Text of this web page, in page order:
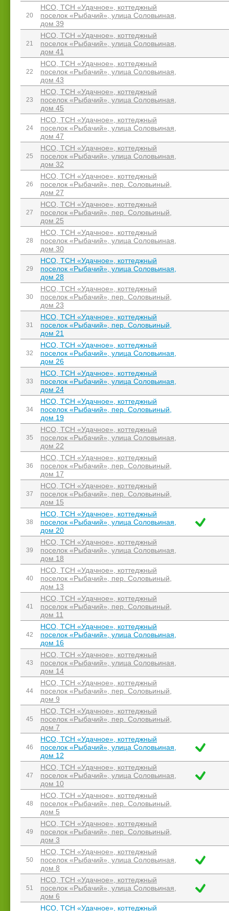
20
НСО, ТСН «Удачное», коттеджный
поселок «Рыбачий», улица Соловьиная,
дом 39
21
НСО, ТСН «Удачное», коттеджный
поселок «Рыбачий», улица Соловьиная,
дом 41
22
НСО, ТСН «Удачное», коттеджный
поселок «Рыбачий», улица Соловьиная,
дом 43
23
НСО, ТСН «Удачное», коттеджный
поселок «Рыбачий», улица Соловьиная,
дом 45
24
НСО, ТСН «Удачное», коттеджный
поселок «Рыбачий», улица Соловьиная,
дом 47
25
НСО, ТСН «Удачное», коттеджный
поселок «Рыбачий», улица Соловьиная,
дом 32
26
НСО, ТСН «Удачное», коттеджный
поселок «Рыбачий», пер. Соловьиный,
дом 27
27
НСО, ТСН «Удачное», коттеджный
поселок «Рыбачий», пер. Соловьиный,
дом 25
28
НСО, ТСН «Удачное», коттеджный
поселок «Рыбачий», улица Соловьиная,
дом 30
29
НСО, ТСН «Удачное», коттеджный
поселок «Рыбачий», улица Соловьиная,
дом 28
30
НСО, ТСН «Удачное», коттеджный
поселок «Рыбачий», пер. Соловьиный,
дом 23
31
НСО, ТСН «Удачное», коттеджный
поселок «Рыбачий», пер. Соловьиный,
дом 21
32
НСО, ТСН «Удачное», коттеджный
поселок «Рыбачий», улица Соловьиная,
дом 26
33
НСО, ТСН «Удачное», коттеджный
поселок «Рыбачий», улица Соловьиная,
дом 24
34
НСО, ТСН «Удачное», коттеджный
поселок «Рыбачий», пер. Соловьиный,
дом 19
35
НСО, ТСН «Удачное», коттеджный
поселок «Рыбачий», улица Соловьиная,
дом 22
36
НСО, ТСН «Удачное», коттеджный
поселок «Рыбачий», пер. Соловьиный,
дом 17
37
НСО, ТСН «Удачное», коттеджный
поселок «Рыбачий», пер. Соловьиный,
дом 15
38
НСО, ТСН «Удачное», коттеджный
поселок «Рыбачий», улица Соловьиная,
дом 20
39
НСО, ТСН «Удачное», коттеджный
поселок «Рыбачий», улица Соловьиная,
дом 18
40
НСО, ТСН «Удачное», коттеджный
поселок «Рыбачий», пер. Соловьиный,
дом 13
41
НСО, ТСН «Удачное», коттеджный
поселок «Рыбачий», пер. Соловьиный,
дом 11
42
НСО, ТСН «Удачное», коттеджный
поселок «Рыбачий», улица Соловьиная,
дом 16
43
НСО, ТСН «Удачное», коттеджный
поселок «Рыбачий», улица Соловьиная,
дом 14
44
НСО, ТСН «Удачное», коттеджный
поселок «Рыбачий», пер. Соловьиный,
дом 9
45
НСО, ТСН «Удачное», коттеджный
поселок «Рыбачий», пер. Соловьиный,
дом 7
46
НСО, ТСН «Удачное», коттеджный
поселок «Рыбачий», улица Соловьиная,
дом 12
47
НСО, ТСН «Удачное», коттеджный
поселок «Рыбачий», улица Соловьиная,
дом 10
48
НСО, ТСН «Удачное», коттеджный
поселок «Рыбачий», пер. Соловьиный,
дом 5
49
НСО, ТСН «Удачное», коттеджный
поселок «Рыбачий», пер. Соловьиный,
дом 3
50
НСО, ТСН «Удачное», коттеджный
поселок «Рыбачий», улица Соловьиная,
дом 8
51
НСО, ТСН «Удачное», коттеджный
поселок «Рыбачий», улица Соловьиная,
дом 6
НСО, ТСН «Удачное», коттеджный